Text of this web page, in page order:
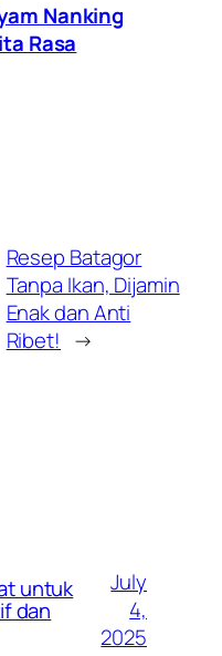
Nanking
Rasa
Resep Batagor
Tanpa Ikan, Dijamin
Enak dan Anti
Ribet! →
untuk
dan
July
4,
2025